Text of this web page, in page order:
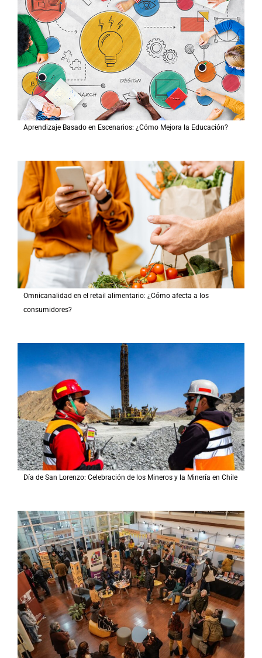
Aprendizaje Basado en Escenarios: ¿Cómo Mejora la Educación?
Omnicanalidad en el retail alimentario: ¿Cómo afecta a los
consumidores?
Día de San Lorenzo: Celebración de los Mineros y la Minería en Chile